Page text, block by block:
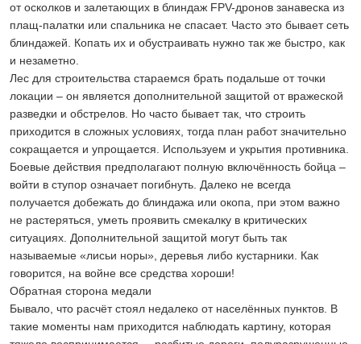
от осколков и залетающих в блиндаж FPV-дронов занавеска из
плащ-палатки или спальника не спасает. Часто это бывает сеть
блиндажей. Копать их и обустраивать нужно так же быстро, как
и незаметно.
Лес для строительства стараемся брать подальше от точки
локации – он является дополнительной защитой от вражеской
разведки и обстрелов. Но часто бывает так, что строить
приходится в сложных условиях, тогда план работ значительно
сокращается и упрощается. Используем и укрытия противника.
Боевые действия предполагают полную включённость бойца –
войти в ступор означает погибнуть. Далеко не всегда
получается добежать до блиндажа или окопа, при этом важно
не растеряться, уметь проявить смекалку в критических
ситуациях. Дополнительной защитой могут быть так
называемые «лисьи норы», деревья либо кустарники. Как
говорится, на войне все средства хороши!
Обратная сторона медали
Бывало, что расчёт стоял недалеко от населённых пунктов. В
такие моменты нам приходится наблюдать картину, которая